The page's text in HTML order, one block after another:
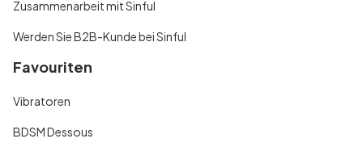
Zusammenarbeit mit Sinful
Werden Sie B2B-Kunde bei Sinful
Favouriten
Vibratoren
BDSM Dessous